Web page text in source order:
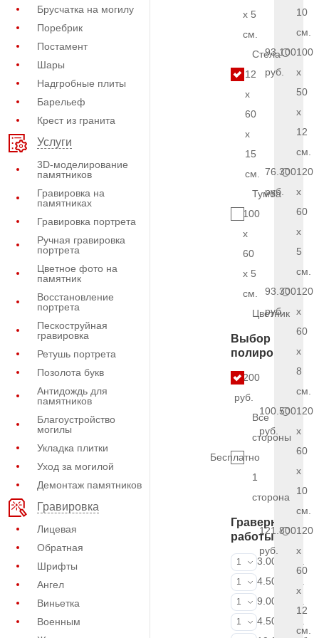
Брусчатка на могилу
Поребрик
Постамент
Шары
Надгробные плиты
Барельеф
Крест из гранита
Услуги
3D-моделирование
памятников
Гравировка на
памятниках
Гравировка портрета
Ручная гравировка
портрета
Цветное фото на
памятник
Восстановление
портрета
Пескоструйная
гравировка
Ретушь портрета
Позолота букв
Антидождь для
памятников
Благоустройство
могилы
Укладка плитки
Уход за могилой
Демонтаж памятников
Гравировка
Лицевая
Обратная
Шрифты
Ангел
Виньетка
Военным
x 5
см.
Стела
12
x
60
x
15
см.
Тумба
100
x
60
x 5
см.
Цветник
Выбор
полировки
9.200
руб.
Все
стороны
Бесплатно
1
сторона
Граверные
работы
ФИО и даты
1
3.000 руб.
ФИО и даты
1
4.500 руб.
ФИО и даты
1
9.000 руб.
Портрет
1
4.500 руб.
10
см.
93.100
руб.
100
x
50
x
12
см.
76.300
руб.
120
x
60
x
5
см.
93.300
руб.
120
x
60
x
8
см.
100.500
руб.
120
x
60
x
10
см.
121.800
руб.
120
x
60
x
12
см.